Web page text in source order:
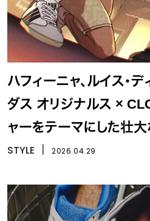
ハフィーニャ、ルイス・
ダス オリジナルス ×
ャーをテーマにした壮
開「Mundial Collection」
STYLE 2026.04.29